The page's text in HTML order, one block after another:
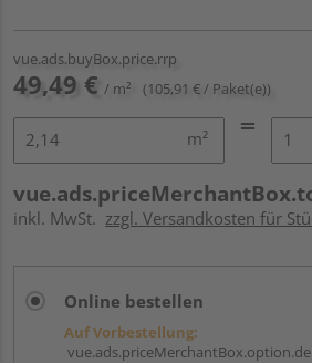
vue.ads.buyBox.price.rrp
49,49 € / m² (105,91 € / Paket(e))
m²
inkl. MwSt. zzgl. Versandkosten für
Online bestellen
Auf Vorbestellung: